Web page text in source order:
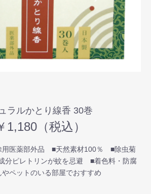
ラルかとり線香 30巻
（税込）
用医薬部外品 ■天然素材100％ ■除虫菊
分ピレトリンが蚊を忌避 ■着色料・防腐
ペットのいる部屋でおすすめ